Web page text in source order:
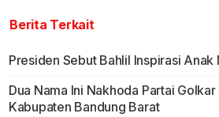
Berita Terkait
Presiden Sebut Bahlil Inspirasi Anak
Dua Nama Ini Nakhoda Partai
Kabupaten Bandung Barat